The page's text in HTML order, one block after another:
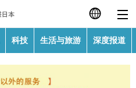
日本語
科技 生活与旅游 深度报道